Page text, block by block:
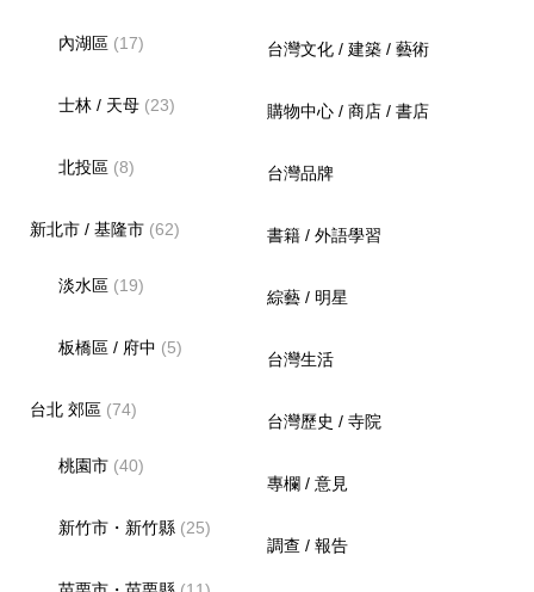
內湖區 (17)
士林 / 天母 (23)
北投區 (8)
新北市 / 基隆市(62)
淡水區 (19)
板橋區 / 府中 (5)
台北 郊區(74)
桃園市 (40)
新竹市・新竹縣 (25)
台灣文化 / 建築 / 藝術
購物中心 / 商店 / 書店
台灣品牌
書籍 / 外語學習
綜藝 / 明星
台灣生活
台灣歷史 / 寺院
專欄 / 意見
調查 / 報告